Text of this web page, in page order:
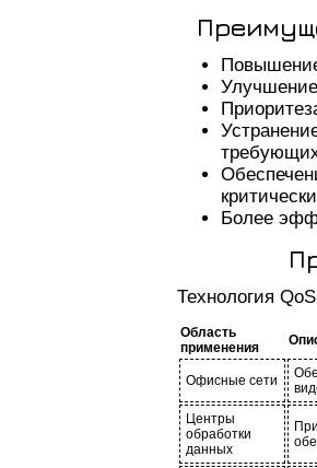
Более
Технология
Область
применения
Офисные сети
Центры
обработки
данных